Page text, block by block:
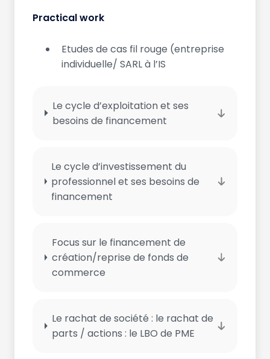
Practical work
Etudes de cas fil rouge (entreprise
individuelle/ SARL à l’IS
Le cycle d’exploitation et ses
besoins de financement
Le cycle d’investissement du
professionnel et ses besoins de
financement
Focus sur le financement de
création/reprise de fonds de
commerce
Le rachat de société : le rachat de
parts / actions : le LBO de PME